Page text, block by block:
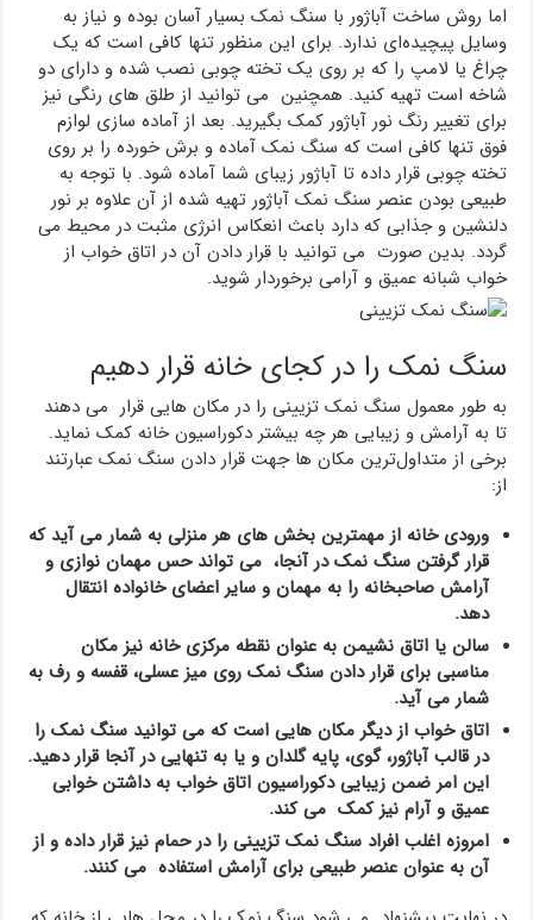
اما روش ساخت آباژور با سنگ نمک بسیار آسان بوده و نیاز به
وسایل پیچیده‌ای ندارد. برای این منظور تنها کافی است که یک
چراغ یا لامپ را که بر روی یک تخته چوبی نصب شده و دارای دو
شاخه است تهیه کنید. همچنین می توانید از طلق های رنگی نیز
برای تغییر رنگ نور آباژور کمک بگیرید. بعد از آماده سازی لوازم
فوق تنها کافی است که سنگ نمک آماده و برش خورده را بر روی
تخته چوبی قرار داده تا آباژور زیبای شما آماده شود. با توجه به
طبیعی بودن عنصر سنگ نمک آباژور تهیه شده از آن علاوه بر نور
دلنشین و جذابی که دارد باعث انعکاس انرژی مثبت در محیط می
گردد. بدین صورت می توانید با قرار دادن آن در اتاق خواب از
خواب شبانه عمیق و آرامی برخوردار شوید.
سنگ نمک را در کجای خانه قرار دهیم
به طور معمول سنگ نمک تزیینی را در مکان هایی قرار می دهند
تا به آرامش و زیبایی هر چه بیشتر دکوراسیون خانه کمک نماید.
برخی از متداول‌ترین مکان ها جهت قرار دادن سنگ نمک عبارتند
از:
ورودی خانه از مهمترین بخش های هر منزلی به شمار می آید که
قرار گرفتن سنگ نمک در آنجا، می تواند حس مهمان نوازی و
آرامش صاحبخانه را به مهمان و سایر اعضای خانواده انتقال
دهد.
سالن یا اتاق نشیمن به عنوان نقطه مرکزی خانه نیز مکان
مناسبی برای قرار دادن سنگ نمک روی میز عسلی، قفسه و رف به
شمار می آید.
اتاق خواب از دیگر مکان هایی است که می توانید سنگ نمک را
در قالب آباژور، گوی، پایه گلدان و یا به تنهایی در آنجا قرار دهید.
این امر ضمن زیبایی دکوراسیون اتاق خواب به داشتن خوابی
عمیق و آرام نیز کمک می کند.
امروزه اغلب افراد سنگ نمک تزیینی را در حمام نیز قرار داده و از
آن به عنوان عنصر طبیعی برای آرامش استفاده می کنند.